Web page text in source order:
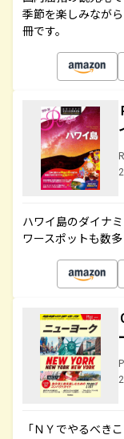
季節を楽しみなが
冊です。
ハワイ島のダイナ
ワースポットも数
「ＮＹでやるべき